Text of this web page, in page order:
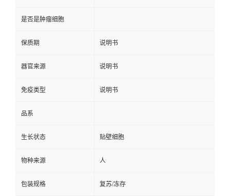
是否是肿瘤细胞
保质期 说明书
器官来源 说明书
免疫类型 说明书
品系
生长状态 贴壁细胞
物种来源 人
包装规格 复苏/冻存